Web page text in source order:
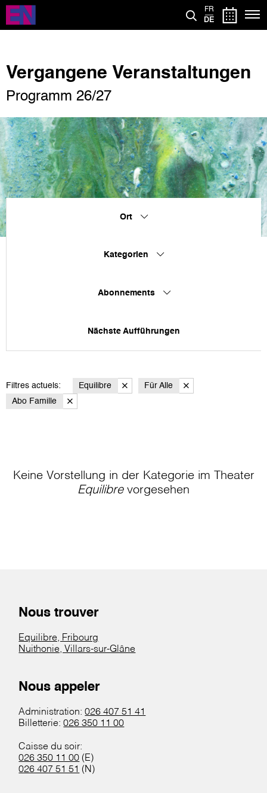
Direkt
zum
Inhalt
FR
DE
Vergangene Veranstaltungen
Programm 26/27
Ort
Kategorien
Abonnements
Nächste Aufführungen
Filtres actuels: Equilibre
Für Alle
Abo Famille
Keine Vorstellung in der Kategorie im Theater
Equilibrevorgesehen
Nous trouver
Equilibre, Fribourg
Nuithonie, Villars-sur-Glâne
Nous appeler
Administration:026 407 51 41
Billetterie:026 350 11 00
Caisse du soir:
026 350 11 00 (E)
026 407 51 51 (N)